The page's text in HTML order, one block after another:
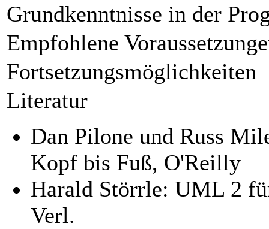
Grundkenntnisse in der
Empfohlene
Fortsetzungsmöglichkeiten
Literatur
Dan Pilone und Russ
Kopf bis Fuß, O'Reilly
Harald Störrle: UML 2
Verl.